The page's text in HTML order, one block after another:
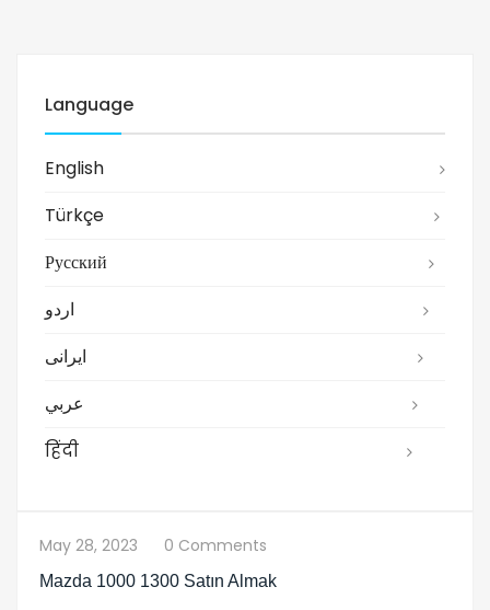
Language
English
Türkçe
Русский
اردو
ایرانی
عربي
हिंदी
May 28, 2023 0 Comments
Mazda 1000 1300 Satın Almak